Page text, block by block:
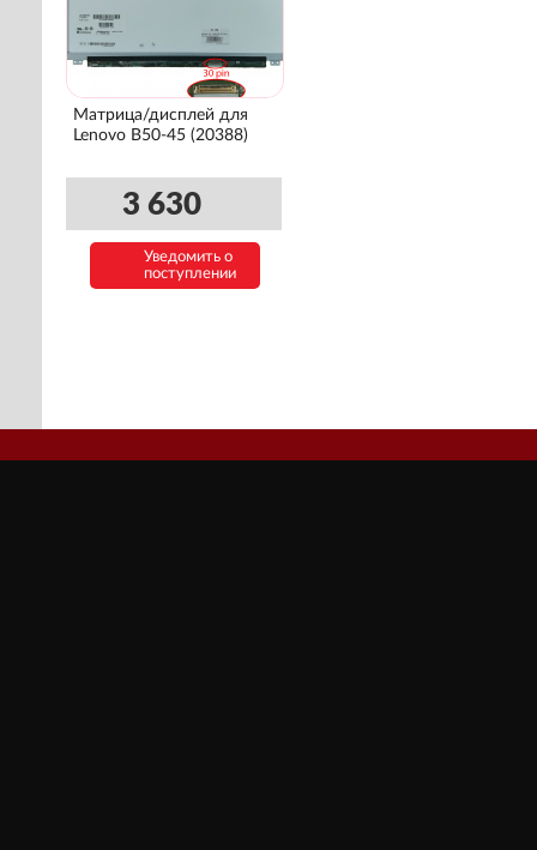
Матрица/дисплей для
Lenovo B50-45 (20388)
3 630
Уведомить о
поступлении